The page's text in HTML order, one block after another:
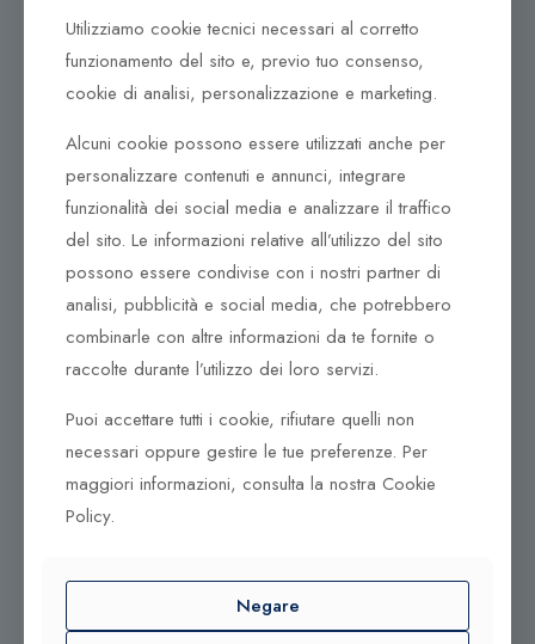
scelte
nella
pagina
prodotto
Dove ci puoi trovare
Corso Italia, 161
Tel. +39 0932 683156
97100 Ragusa RG
Corso Vittorio Emanuele 79/A
Tel. +39 0933 942394
95042 Grammichele CT
© 2025 Gioielleria Bandiera
P.IVA:01235880885 | Sito realizzato da
Utilizziamo cookie tecnici necessari al corretto
funzionamento del sito e, previo tuo consenso,
cookie di analisi, personalizzazione e marketing.
Alcuni cookie possono essere utilizzati anche per
personalizzare contenuti e annunci, integrare
funzionalità dei social media e analizzare il traffico
del sito. Le informazioni relative all’utilizzo del sito
possono essere condivise con i nostri partner di
analisi, pubblicità e social media, che potrebbero
combinarle con altre informazioni da te fornite o
raccolte durante l’utilizzo dei loro servizi.
Puoi accettare tutti i cookie, rifiutare quelli non
necessari oppure gestire le tue preferenze. Per
maggiori informazioni, consulta la nostra Cookie
Policy.
Negare